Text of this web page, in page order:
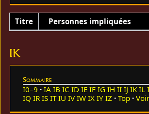
Titre Personnes impliquées
IK
Sommaire
I0–9 IA IB IC ID IE IF IG IH II IJ IK IL
IQ IR IS IT IU IV IW IX IY IZ Top